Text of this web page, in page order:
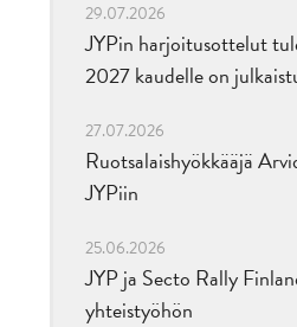
29.07.2026
JYPin harjoitusottelut
2027 kaudelle on
27.07.2026
Ruotsalaishyökkääjä
JYPiin
25.06.2026
JYP ja Secto Rally
yhteistyöhön